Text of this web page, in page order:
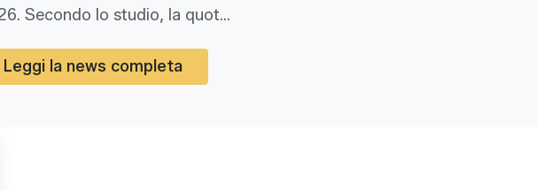
Secondo lo studio, la quot...
Leggi la news completa